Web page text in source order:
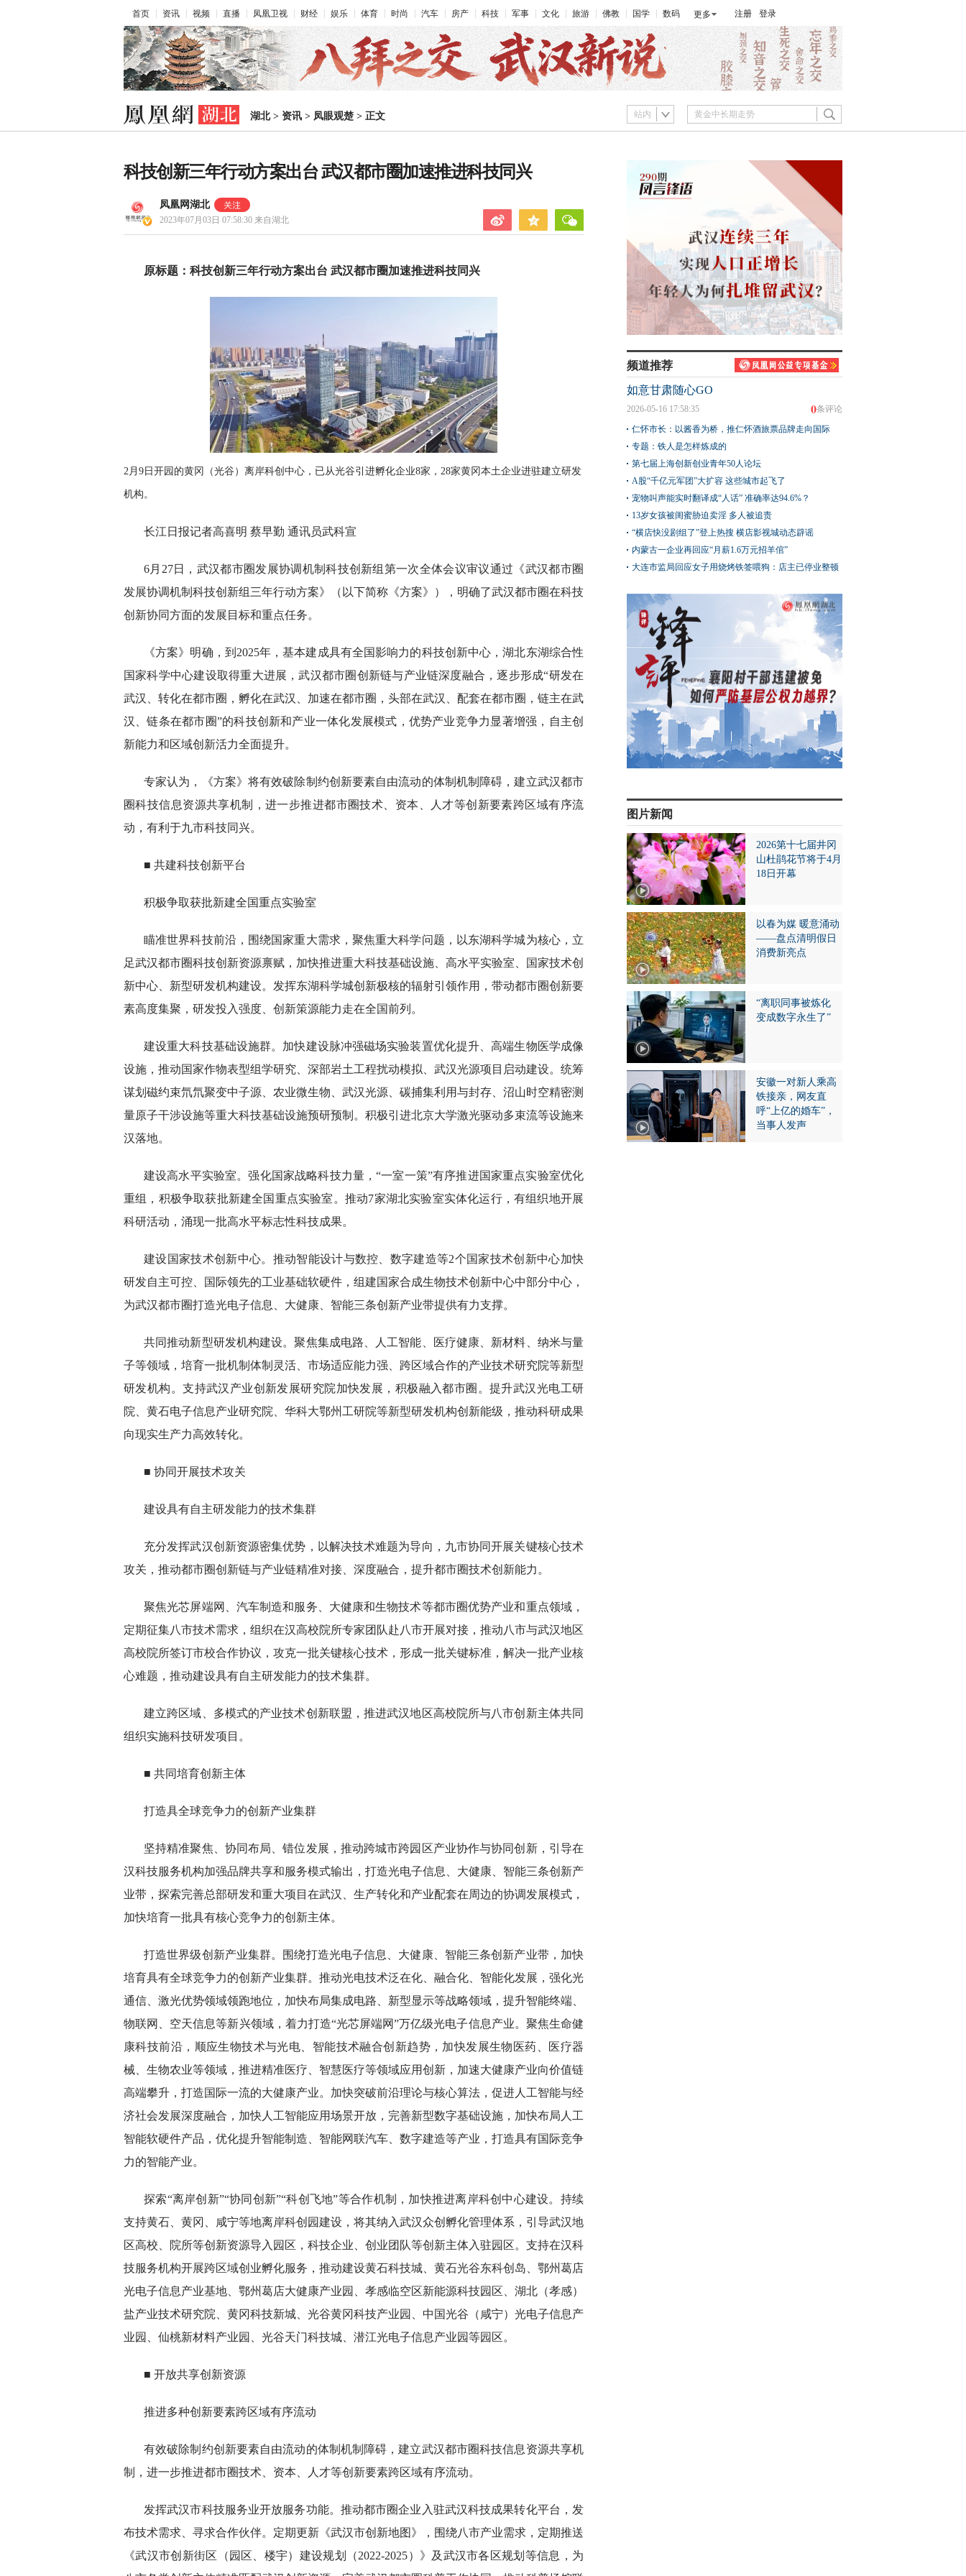
首页 资讯 视频 直播 凤凰卫视 财经 娱乐 体育 时尚 汽车 房产 科技 军事 文化 旅游 佛教 国学 数码 更多 注册 登录
湖北> 资讯 > 凤眼观楚 > 正文 站内
科技创新三年行动方案出台 武汉都市圈加速推进科技同兴
凤凰网湖北
2023年07月03日 07:58:30 来自湖北
原标题：科技创新三年行动方案出台 武汉都市圈加速推进科技同兴
2月9日开园的黄冈（光谷）离岸科创中心，已从光谷引进孵化企业8家，28家黄冈本土企业进驻建立研发
机构。
长江日报记者高喜明 蔡早勤 通讯员武科宣
6月27日，武汉都市圈发展协调机制科技创新组第一次全体会议审议通过《武汉都市圈
发展协调机制科技创新组三年行动方案》（以下简称《方案》），明确了武汉都市圈在科技
创新协同方面的发展目标和重点任务。
《方案》明确，到2025年，基本建成具有全国影响力的科技创新中心，湖北东湖综合性
国家科学中心建设取得重大进展，武汉都市圈创新链与产业链深度融合，逐步形成“研发在
武汉、转化在都市圈，孵化在武汉、加速在都市圈，头部在武汉、配套在都市圈，链主在武
汉、链条在都市圈”的科技创新和产业一体化发展模式，优势产业竞争力显著增强，自主创
新能力和区域创新活力全面提升。
专家认为，《方案》将有效破除制约创新要素自由流动的体制机制障碍，建立武汉都市
圈科技信息资源共享机制，进一步推进都市圈技术、资本、人才等创新要素跨区域有序流
动，有利于九市科技同兴。
■ 共建科技创新平台
积极争取获批新建全国重点实验室
瞄准世界科技前沿，围绕国家重大需求，聚焦重大科学问题，以东湖科学城为核心，立
足武汉都市圈科技创新资源禀赋，加快推进重大科技基础设施、高水平实验室、国家技术创
新中心、新型研发机构建设。发挥东湖科学城创新极核的辐射引领作用，带动都市圈创新要
素高度集聚，研发投入强度、创新策源能力走在全国前列。
建设重大科技基础设施群。加快建设脉冲强磁场实验装置优化提升、高端生物医学成像
设施，推动国家作物表型组学研究、深部岩土工程扰动模拟、武汉光源项目启动建设。统筹
谋划磁约束氘氘聚变中子源、农业微生物、武汉光源、碳捕集利用与封存、沼山时空精密测
量原子干涉设施等重大科技基础设施预研预制。积极引进北京大学激光驱动多束流等设施来
汉落地。
建设高水平实验室。强化国家战略科技力量，“一室一策”有序推进国家重点实验室优化
重组，积极争取获批新建全国重点实验室。推动7家湖北实验室实体化运行，有组织地开展
科研活动，涌现一批高水平标志性科技成果。
建设国家技术创新中心。推动智能设计与数控、数字建造等2个国家技术创新中心加快
研发自主可控、国际领先的工业基础软硬件，组建国家合成生物技术创新中心中部分中心，
为武汉都市圈打造光电子信息、大健康、智能三条创新产业带提供有力支撑。
共同推动新型研发机构建设。聚焦集成电路、人工智能、医疗健康、新材料、纳米与量
子等领域，培育一批机制体制灵活、市场适应能力强、跨区域合作的产业技术研究院等新型
研发机构。支持武汉产业创新发展研究院加快发展，积极融入都市圈。提升武汉光电工研
院、黄石电子信息产业研究院、华科大鄂州工研院等新型研发机构创新能级，推动科研成果
向现实生产力高效转化。
■ 协同开展技术攻关
建设具有自主研发能力的技术集群
充分发挥武汉创新资源密集优势，以解决技术难题为导向，九市协同开展关键核心技术
攻关，推动都市圈创新链与产业链精准对接、深度融合，提升都市圈技术创新能力。
聚焦光芯屏端网、汽车制造和服务、大健康和生物技术等都市圈优势产业和重点领域，
定期征集八市技术需求，组织在汉高校院所专家团队赴八市开展对接，推动八市与武汉地区
高校院所签订市校合作协议，攻克一批关键核心技术，形成一批关键标准，解决一批产业核
心难题，推动建设具有自主研发能力的技术集群。
建立跨区域、多模式的产业技术创新联盟，推进武汉地区高校院所与八市创新主体共同
组织实施科技研发项目。
■ 共同培育创新主体
打造具全球竞争力的创新产业集群
坚持精准聚焦、协同布局、错位发展，推动跨城市跨园区产业协作与协同创新，引导在
汉科技服务机构加强品牌共享和服务模式输出，打造光电子信息、大健康、智能三条创新产
业带，探索完善总部研发和重大项目在武汉、生产转化和产业配套在周边的协调发展模式，
加快培育一批具有核心竞争力的创新主体。
打造世界级创新产业集群。围绕打造光电子信息、大健康、智能三条创新产业带，加快
培育具有全球竞争力的创新产业集群。推动光电技术泛在化、融合化、智能化发展，强化光
通信、激光优势领域领跑地位，加快布局集成电路、新型显示等战略领域，提升智能终端、
物联网、空天信息等新兴领域，着力打造“光芯屏端网”万亿级光电子信息产业。聚焦生命健
康科技前沿，顺应生物技术与光电、智能技术融合创新趋势，加快发展生物医药、医疗器
械、生物农业等领域，推进精准医疗、智慧医疗等领域应用创新，加速大健康产业向价值链
高端攀升，打造国际一流的大健康产业。加快突破前沿理论与核心算法，促进人工智能与经
济社会发展深度融合，加快人工智能应用场景开放，完善新型数字基础设施，加快布局人工
智能软硬件产品，优化提升智能制造、智能网联汽车、数字建造等产业，打造具有国际竞争
力的智能产业。
探索“离岸创新”“协同创新”“科创飞地”等合作机制，加快推进离岸科创中心建设。持续
支持黄石、黄冈、咸宁等地离岸科创园建设，将其纳入武汉众创孵化管理体系，引导武汉地
区高校、院所等创新资源导入园区，科技企业、创业团队等创新主体入驻园区。支持在汉科
技服务机构开展跨区域创业孵化服务，推动建设黄石科技城、黄石光谷东科创岛、鄂州葛店
光电子信息产业基地、鄂州葛店大健康产业园、孝感临空区新能源科技园区、湖北（孝感）
盐产业技术研究院、黄冈科技新城、光谷黄冈科技产业园、中国光谷（咸宁）光电子信息产
业园、仙桃新材料产业园、光谷天门科技城、潜江光电子信息产业园等园区。
■ 开放共享创新资源
推进多种创新要素跨区域有序流动
有效破除制约创新要素自由流动的体制机制障碍，建立武汉都市圈科技信息资源共享机
制，进一步推进都市圈技术、资本、人才等创新要素跨区域有序流动。
发挥武汉市科技服务业开放服务功能。推动都市圈企业入驻武汉科技成果转化平台，发
布技术需求、寻求合作伙伴。定期更新《武汉市创新地图》，围绕八市产业需求，定期推送
《武汉市创新街区（园区、楼宇）建设规划（2022-2025）》及武汉市各区规划等信息，为
频道推荐
如意甘肃随心GO
0条评论
2026-05-16 17:58:35
仁怀市长：以酱香为桥，推仁怀酒旅票品牌走向国际
专题：铁人是怎样炼成的
第七届上海创新创业青年50人论坛
A股“千亿元军团”大扩容 这些城市起飞了
宠物叫声能实时翻译成“人话” 准确率达94.6%？
13岁女孩被闺蜜胁迫卖淫 多人被追责
“横店快没剧组了”登上热搜 横店影视城动态辟谣
内蒙古一企业再回应“月薪1.6万元招羊倌”
大连市监局回应女子用烧烤铁签喂狗：店主已停业整顿
图片新闻
2026第十七届井冈
山杜鹃花节将于4月
18日开幕
以春为媒 暖意涌动
——盘点清明假日
消费新亮点
“离职同事被炼化
变成数字永生了”
安徽一对新人乘高
铁接亲，网友直
呼“上亿的婚车”，
当事人发声